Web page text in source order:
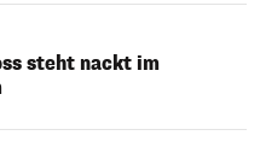
steht nackt im